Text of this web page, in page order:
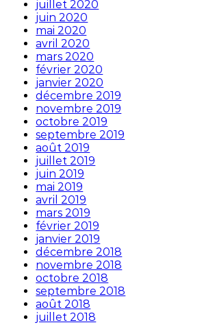
juillet 2020
juin 2020
mai 2020
avril 2020
mars 2020
février 2020
janvier 2020
décembre 2019
novembre 2019
octobre 2019
septembre 2019
août 2019
juillet 2019
juin 2019
mai 2019
avril 2019
mars 2019
février 2019
janvier 2019
décembre 2018
novembre 2018
octobre 2018
septembre 2018
août 2018
juillet 2018